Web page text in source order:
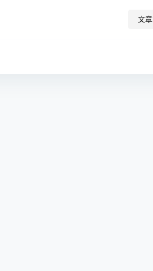
文章